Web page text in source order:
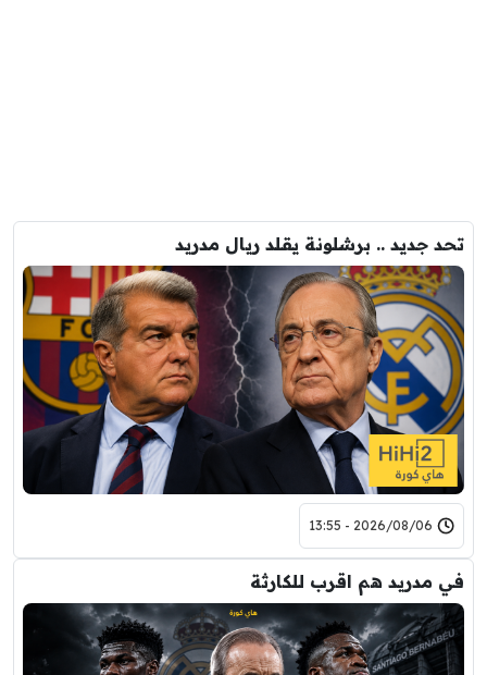
تحد جديد .. برشلونة يقلد ريال مدريد
2026/08/06 - 13:55
في مدريد هم اقرب للكارثة